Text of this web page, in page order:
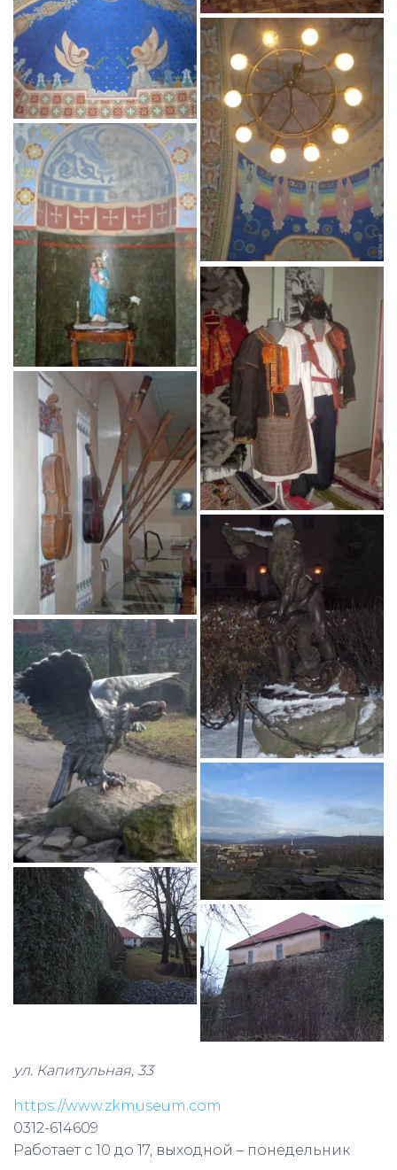
ул. Капитульная, 33
https://www.zkmuseum.com
0312-614609
Работает с 10 до 17, выходной – понедельник